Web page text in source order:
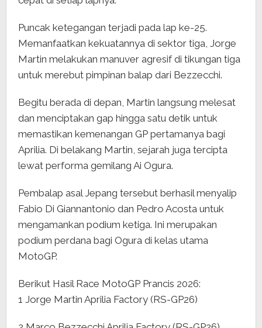
Puncak ketegangan terjadi pada lap ke-25.
Memanfaatkan kekuatannya di sektor tiga, Jorge
Martin melakukan manuver agresif di tikungan tiga
untuk merebut pimpinan balap dari Bezzecchi.
Begitu berada di depan, Martin langsung melesat
dan menciptakan gap hingga satu detik untuk
memastikan kemenangan GP pertamanya bagi
Aprilia. Di belakang Martin, sejarah juga tercipta
lewat performa gemilang Ai Ogura.
Pembalap asal Jepang tersebut berhasil menyalip
Fabio Di Giannantonio dan Pedro Acosta untuk
mengamankan podium ketiga. Ini merupakan
podium perdana bagi Ogura di kelas utama
MotoGP.
Berikut Hasil Race MotoGP Prancis 2026:
1 Jorge Martin Aprilia Factory (RS-GP26)